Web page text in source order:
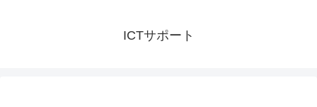
ICTサポート